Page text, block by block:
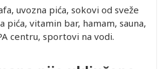
uvozna pića, sokovi od sveže
pića, vitamin bar, hamam, sauna,
centru, sportovi na vodi.